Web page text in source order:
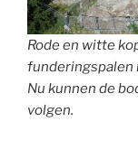
Rode en witte
funderingspalen
Nu kunnen de
volgen.